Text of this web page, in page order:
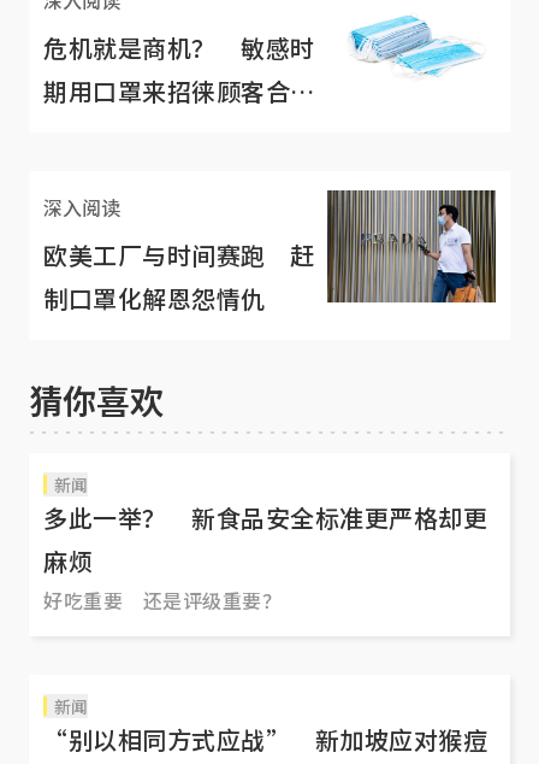
危机就是商机？ 敏感时
期用口罩来招徕顾客合适
深入阅读
欧美工厂与时间赛跑 赶
制口罩化解恩怨情仇
猜你喜欢
新闻
多此一举？ 新食品安全标准更严格却更
麻烦
好吃重要 还是评级重要？
新闻
“别以相同方式应战” 新加坡应对猴痘